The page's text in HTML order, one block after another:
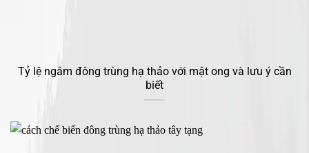
Tỷ lệ ngâm đông trùng hạ thảo với mật ong và lưu ý cần
biết